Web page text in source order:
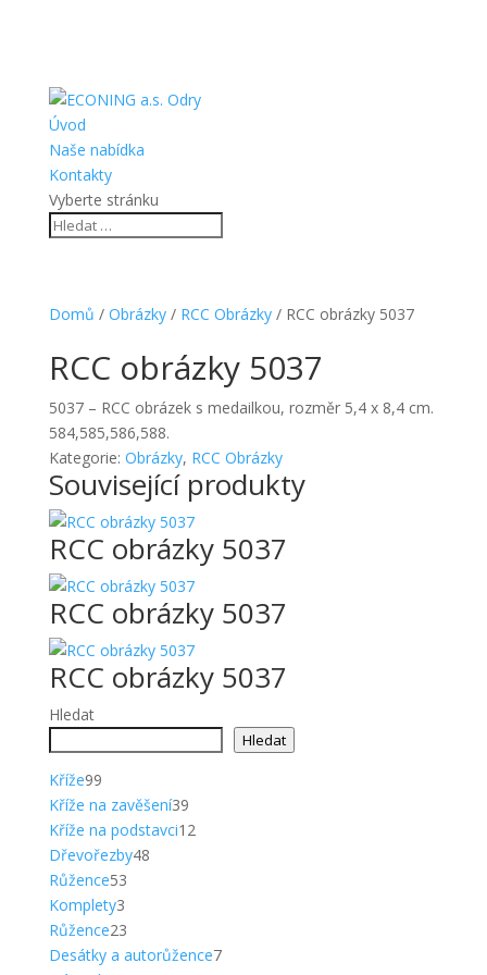
Úvod
Naše nabídka
Kontakty
Vyberte stránku
Domů / Obrázky/ RCC Obrázky/ RCC obrázky 5037
RCC obrázky 5037
5037 – RCC obrázek s medailkou, rozměr 5,4 x 8,4 cm.
584,585,586,588.
Kategorie: Obrázky, RCC Obrázky
Související produkty
RCC obrázky 5037
RCC obrázky 5037
RCC obrázky 5037
Hledat
Hledat
Kříže9999
produktů
Kříže na zavěšení3939
produktů
Kříže na podstavci1212
Dřevořezby4848
Růžence5353
Komplety33
produkty
Růžence2323
produktů
Desátky a autorůžence77